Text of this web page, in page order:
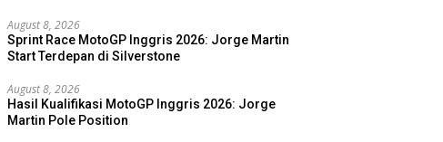
August 8, 2026
Sprint Race MotoGP Inggris 2026: Jorge Martin
Start Terdepan di Silverstone
August 8, 2026
Hasil Kualifikasi MotoGP Inggris 2026: Jorge
Martin Pole Position